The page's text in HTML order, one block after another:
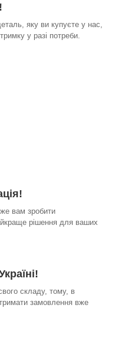
яку ви купуєте у нас,
у разі потреби.
вам зробити
рішення для ваших
складу, тому, в
замовлення вже